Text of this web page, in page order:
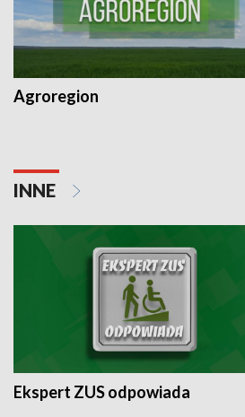
Agroregion
INNE
Ekspert ZUS odpowiada